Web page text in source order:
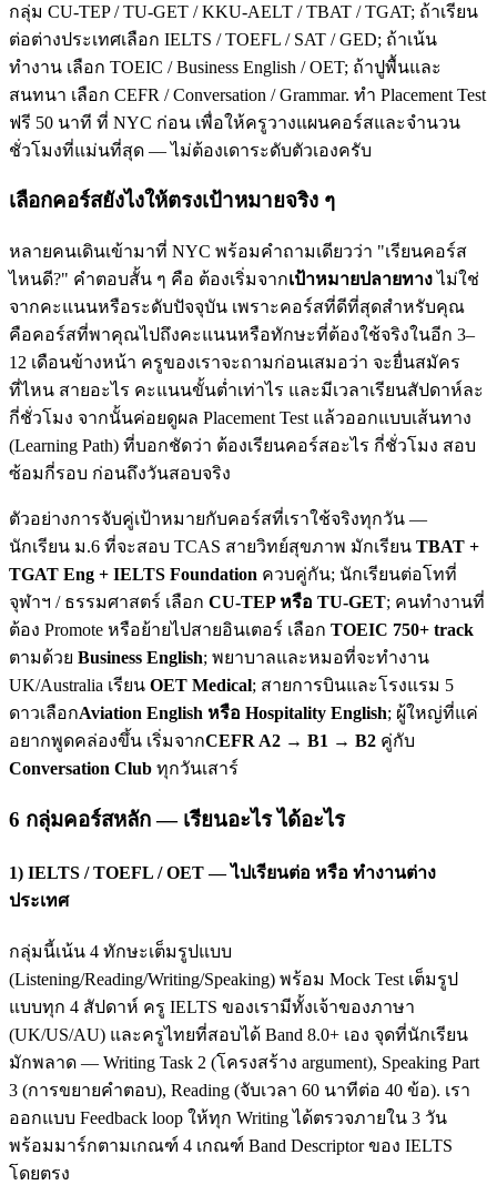
กลุ่ม CU-TEP / TU-GET / KKU-AELT / TBAT / TGAT; ถ้าเรียน
ต่อต่างประเทศเลือก IELTS / TOEFL / SAT / GED; ถ้าเน้น
ทำงาน เลือก TOEIC / Business English / OET; ถ้าปูพื้นและ
สนทนา เลือก CEFR / Conversation / Grammar. ทำ Placement Test
ฟรี 50 นาที ที่ NYC ก่อน เพื่อให้ครูวางแผนคอร์สและจำนวน
ชั่วโมงที่แม่นที่สุด — ไม่ต้องเดาระดับตัวเองครับ
เลือกคอร์สยังไงให้ตรงเป้าหมายจริง ๆ
หลายคนเดินเข้ามาที่ NYC พร้อมคำถามเดียวว่า "เรียนคอร์ส
ไหนดี?" คำตอบสั้น ๆ คือ ต้องเริ่มจากเป้าหมายปลายทางไม่ใช่
จากคะแนนหรือระดับปัจจุบัน เพราะคอร์สที่ดีที่สุดสำหรับคุณ
คือคอร์สที่พาคุณไปถึงคะแนนหรือทักษะที่ต้องใช้จริงในอีก 3–
12 เดือนข้างหน้า ครูของเราจะถามก่อนเสมอว่า จะยื่นสมัคร
ที่ไหน สายอะไร คะแนนขั้นต่ำเท่าไร และมีเวลาเรียนสัปดาห์ละ
กี่ชั่วโมง จากนั้นค่อยดูผล Placement Test แล้วออกแบบเส้นทาง
(Learning Path) ที่บอกชัดว่า ต้องเรียนคอร์สอะไร กี่ชั่วโมง สอบ
ซ้อมกี่รอบ ก่อนถึงวันสอบจริง
ตัวอย่างการจับคู่เป้าหมายกับคอร์สที่เราใช้จริงทุกวัน —
นักเรียน ม.6 ที่จะสอบ TCAS สายวิทย์สุขภาพ มักเรียน TBAT +
TGAT Eng + IELTS Foundation ควบคู่กัน; นักเรียนต่อโทที่
จุฬาฯ / ธรรมศาสตร์ เลือก CU-TEP หรือ TU-GET; คนทำงานที่
ต้อง Promote หรือย้ายไปสายอินเตอร์ เลือก TOEIC 750+ track
ตามด้วย Business English; พยาบาลและหมอที่จะทำงาน
UK/Australia เรียน OET Medical; สายการบินและโรงแรม 5
ดาวเลือกAviation English หรือ Hospitality English; ผู้ใหญ่ที่แค่
อยากพูดคล่องขึ้น เริ่มจากCEFR A2 → B1 → B2 คู่กับ
Conversation Club ทุกวันเสาร์
6 กลุ่มคอร์สหลัก — เรียนอะไร ได้อะไร
1) IELTS / TOEFL / OET — ไปเรียนต่อ หรือ ทำงานต่าง
ประเทศ
กลุ่มนี้เน้น 4 ทักษะเต็มรูปแบบ
(Listening/Reading/Writing/Speaking) พร้อม Mock Test เต็มรูป
แบบทุก 4 สัปดาห์ ครู IELTS ของเรามีทั้งเจ้าของภาษา
(UK/US/AU) และครูไทยที่สอบได้ Band 8.0+ เอง จุดที่นักเรียน
มักพลาด — Writing Task 2 (โครงสร้าง argument), Speaking Part
3 (การขยายคำตอบ), Reading (จับเวลา 60 นาทีต่อ 40 ข้อ). เรา
ออกแบบ Feedback loop ให้ทุก Writing ได้ตรวจภายใน 3 วัน
พร้อมมาร์กตามเกณฑ์ 4 เกณฑ์ Band Descriptor ของ IELTS
โดยตรง